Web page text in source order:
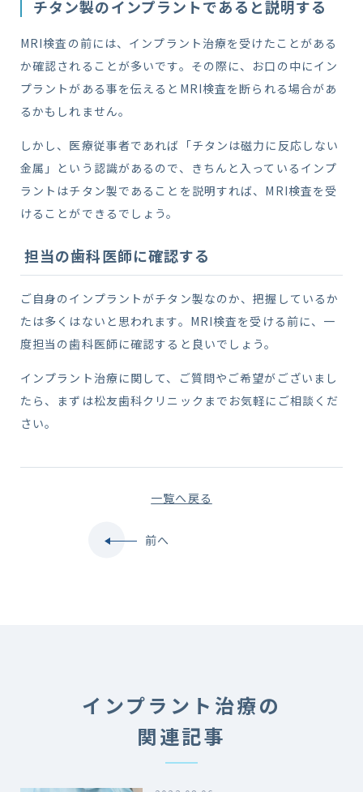
チタン製のインプラントであると説明する
MRI検査の前には、インプラント治療を受けたことがある
か確認されることが多いです。その際に、お口の中にイン
プラントがある事を伝えるとMRI検査を断られる場合があ
るかもしれません。
しかし、医療従事者であれば「チタンは磁力に反応しない
金属」という認識があるので、きちんと入っているインプ
ラントはチタン製であることを説明すれば、MRI検査を受
けることができるでしょう。
担当の歯科医師に確認する
ご自身のインプラントがチタン製なのか、把握しているか
たは多くはないと思われます。MRI検査を受ける前に、一
度担当の歯科医師に確認すると良いでしょう。
インプラント治療に関して、ご質問やご希望がございまし
たら、まずは松友歯科クリニックまでお気軽にご相談くだ
さい。
前へ
一覧へ戻る
インプラント治療の
関連記事